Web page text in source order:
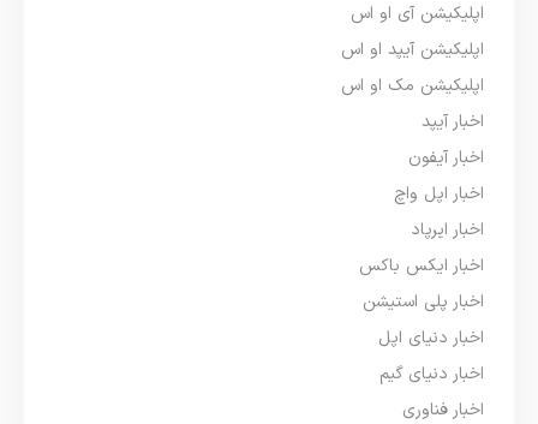
اپلیکیشن آی او اس
اپلیکیشن آیپد او اس
اپلیکیشن مک او اس
اخبار آیپد
اخبار آیفون
اخبار اپل واچ
اخبار ایرپاد
اخبار ایکس باکس
اخبار پلی استیشن
اخبار دنیای اپل
اخبار دنیای گیم
اخبار فناوری